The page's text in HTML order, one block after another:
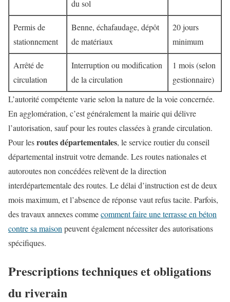
du sol
Permis de
stationnement
Benne, échafaudage, dépôt
de matériaux
20 jours
minimum
Arrêté de
circulation
Interruption ou modification
de la circulation
1 mois (selon
gestionnaire)
L’autorité compétente varie selon la nature de la voie concernée.
En agglomération, c’est généralement la mairie qui délivre
l’autorisation, sauf pour les routes classées à grande circulation.
Pour lesroutes départementales, le service routier du conseil
départemental instruit votre demande. Les routes nationales et
autoroutes non concédées relèvent de la direction
interdépartementale des routes. Le délai d’instruction est de deux
mois maximum, et l’absence de réponse vaut refus tacite. Parfois,
des travaux annexes commecomment faire une terrasse en béton
contre sa maison peuvent également nécessiter des autorisations
spécifiques.
Prescriptions techniques et obligations
du riverain